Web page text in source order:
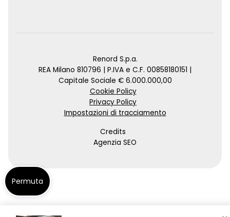
Renord S.p.a.
REA Milano 810796 | P.IVA e C.F. 00858180151 |
Capitale Sociale € 6.000.000,00
Cookie Policy
Privacy Policy
Impostazioni di tracciamento
Credits
Agenzia SEO
Permuta